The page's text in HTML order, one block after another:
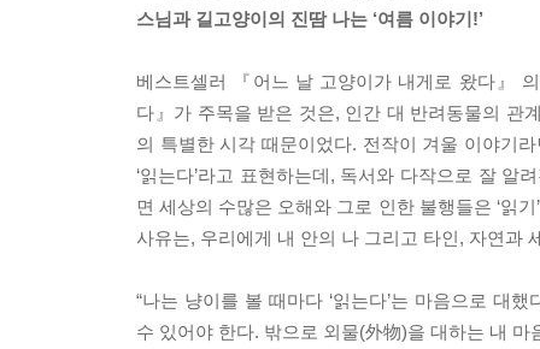
스님과 길고양이의 진땀 나는 ‘여름 이야기!’
베스트셀러 『어느 날 고양이가 내게로 왔다』
다』가 주목을 받은 것은, 인간 대 반려동물의 관
의 특별한 시각 때문이었다. 전작이 겨울 이야기
‘읽는다’라고 표현하는데, 독서와 다작으로 잘 알
면 세상의 수많은 오해와 그로 인한 불행들은 ‘읽
사유는, 우리에게 내 안의 나 그리고 타인, 자연과
“나는 냥이를 볼 때마다 ‘읽는다’는 마음으로 대
수 있어야 한다. 밖으로 외물(外物)을 대하는 내